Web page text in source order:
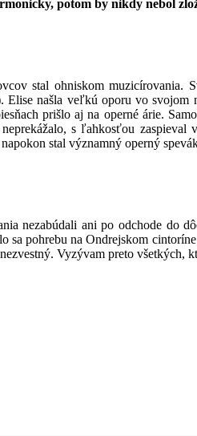
potom by nikdy nebol
stal ohniskom muzicírovania.
Elise našla veľkú oporu vo
prišlo aj na operné árie.
s ľahkosťou
stal významný operný
nezabúdali ani po odchode do
sa pohrebu na Ondrejskom
Vyzývam preto